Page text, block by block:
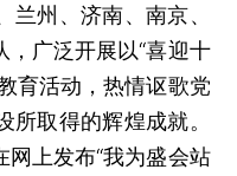
州、济南、南京、
，广泛开展以“喜迎十
育活动，热情讴歌党
取得的辉煌成就。
上发布“我为盛会站